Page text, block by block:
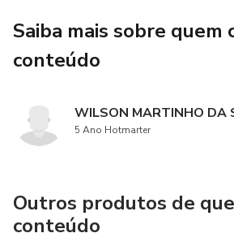
Saiba mais sobre quem
conteúdo
WILSON MARTINHO DA
5 Ano Hotmarter
Outros produtos de
conteúdo